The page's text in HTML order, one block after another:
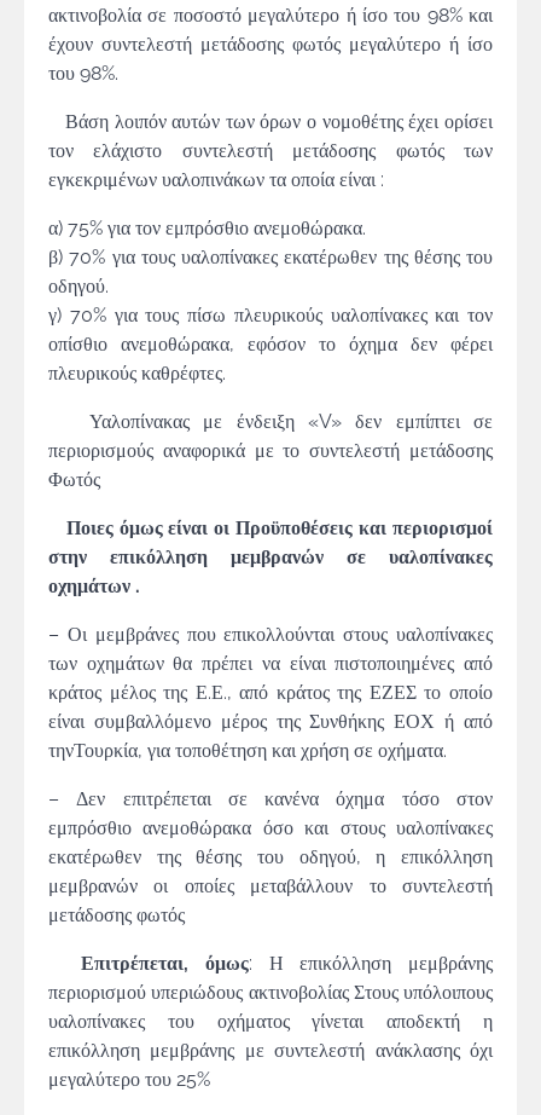
ακτινοβολία σε ποσοστό μεγαλύτερο ή ίσο του 98% και
έχουν συντελεστή μετάδοσης φωτός μεγαλύτερο ή ίσο
του 98%.
Βάση λοιπόν αυτών των όρων ο νομοθέτης έχει ορίσει
τον ελάχιστο συντελεστή μετάδοσης φωτός των
εγκεκριμένων υαλοπινάκων τα οποία είναι :
α) 75% για τον εμπρόσθιο ανεμοθώρακα.
β) 70% για τους υαλοπίνακες εκατέρωθεν της θέσης του
οδηγού.
γ) 70% για τους πίσω πλευρικούς υαλοπίνακες και τον
οπίσθιο ανεμοθώρακα, εφόσον το όχημα δεν φέρει
πλευρικούς καθρέφτες.
Υαλοπίνακας με ένδειξη «V» δεν εμπίπτει σε
περιορισμούς αναφορικά με το συντελεστή μετάδοσης
Φωτός
Ποιες όμως είναι οι Προϋποθέσεις και περιορισμοί
στην επικόλληση μεμβρανών σε υαλοπίνακες
οχημάτων .
– Οι μεμβράνες που επικολλούνται στους υαλοπίνακες
των οχημάτων θα πρέπει να είναι πιστοποιημένες από
κράτος μέλος της Ε.Ε., από κράτος της ΕΖΕΣ το οποίο
είναι συμβαλλόμενο μέρος της Συνθήκης ΕΟΧ ή από
τηνΤουρκία, για τοποθέτηση και χρήση σε οχήματα.
– Δεν επιτρέπεται σε κανένα όχημα τόσο στον
εμπρόσθιο ανεμοθώρακα όσο και στους υαλοπίνακες
εκατέρωθεν της θέσης του οδηγού, η επικόλληση
μεμβρανών οι οποίες μεταβάλλουν το συντελεστή
μετάδοσης φωτός
Επιτρέπεται, όμως: Η επικόλληση μεμβράνης
περιορισμού υπεριώδους ακτινοβολίας Στους υπόλοιπους
υαλοπίνακες του οχήματος γίνεται αποδεκτή η
επικόλληση μεμβράνης με συντελεστή ανάκλασης όχι
μεγαλύτερο του 25%